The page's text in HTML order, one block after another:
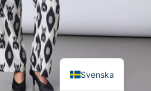
Svenska